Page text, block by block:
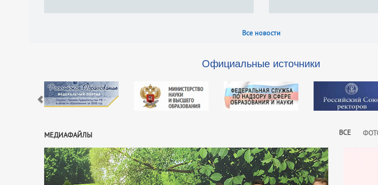
Все новости
Официальные источники
МЕДИАФАЙЛЫ ВСЕ